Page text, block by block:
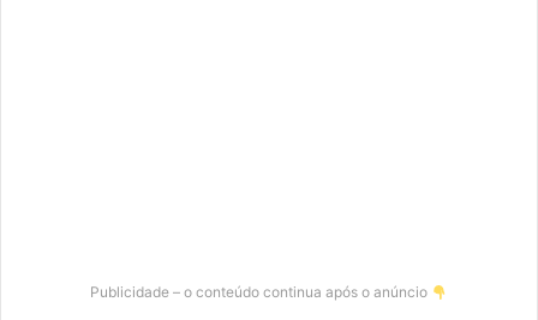
Publicidade – o conteúdo continua após o anúncio